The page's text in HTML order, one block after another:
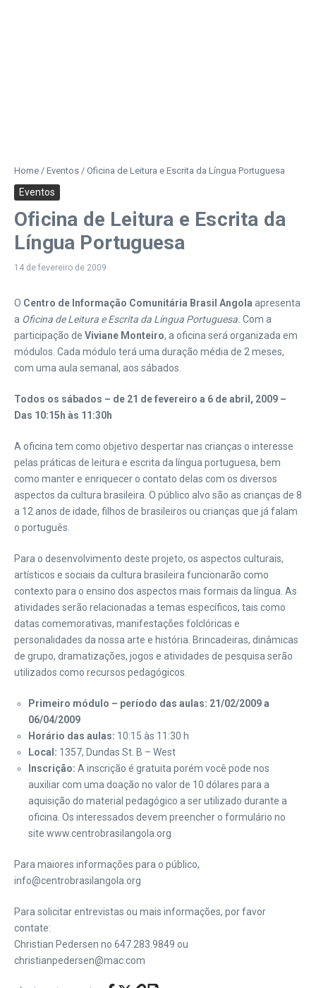
Home / Eventos / Oficina de Leitura e Escrita da Língua Portuguesa
Eventos
Oficina de Leitura e Escrita da
Língua Portuguesa
14 de fevereiro de 2009
O Centro de Informação Comunitária Brasil Angola apresenta
a Oficina de Leitura e Escrita da Língua Portuguesa. Com a
participação de Viviane Monteiro, a oficina será organizada em
módulos. Cada módulo terá uma duração média de 2 meses,
com uma aula semanal, aos sábados.
Todos os sábados – de 21 de fevereiro a 6 de abril, 2009 –
Das 10:15h às 11:30h
A oficina tem como objetivo despertar nas crianças o interesse
pelas práticas de leitura e escrita da língua portuguesa, bem
como manter e enriquecer o contato delas com os diversos
aspectos da cultura brasileira. O público alvo são as crianças de 8
a 12 anos de idade, filhos de brasileiros ou crianças que já falam
o português.
Para o desenvolvimento deste projeto, os aspectos culturais,
artísticos e sociais da cultura brasileira funcionarão como
contexto para o ensino dos aspectos mais formais da língua. As
atividades serão relacionadas a temas específicos, tais como
datas comemorativas, manifestações folclóricas e
personalidades da nossa arte e história. Brincadeiras, dinâmicas
de grupo, dramatizações, jogos e atividades de pesquisa serão
utilizados como recursos pedagógicos.
Primeiro módulo – período das aulas: 21/02/2009 a
06/04/2009
Horário das aulas: 10:15 às 11:30 h
Local: 1357, Dundas St. B – West
Inscrição: A inscrição é gratuita porém você pode nos
auxiliar com uma doação no valor de 10 dólares para a
aquisição do material pedagógico a ser utilizado durante a
oficina. Os interessados devem preencher o formulário no
site www.centrobrasilangola.org
Para maiores informações para o público,
info@centrobrasilangola.org
Para solicitar entrevistas ou mais informações, por favor
contate:
Christian Pedersen no 647.283.9849 ou
christianpedersen@mac.com